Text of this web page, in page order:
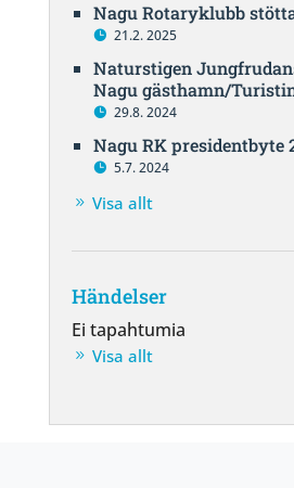
Nagu Rotaryklubb
21.2. 2025
Naturstigen
Nagu gästhamn/
29.8. 2024
Nagu RK presidentbyte
5.7. 2024
Visa allt
Händelser
Ei tapahtumia
Visa allt